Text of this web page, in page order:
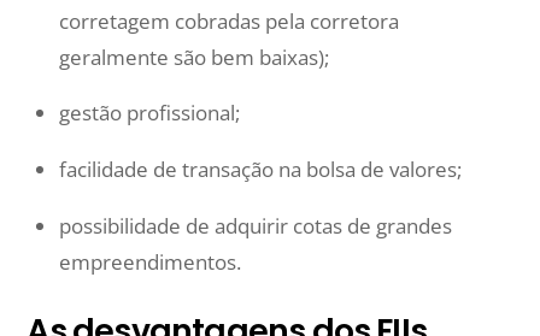
corretagem cobradas pela corretora
geralmente são bem baixas);
gestão profissional;
facilidade de transação na bolsa de valores;
possibilidade de adquirir cotas de grandes
empreendimentos.